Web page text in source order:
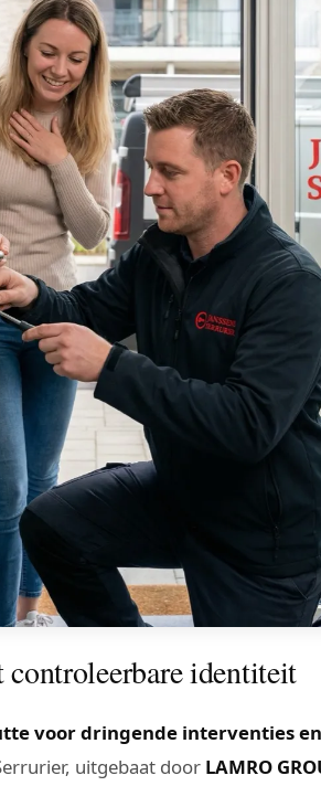
identiteit
voor dringende interventies
uitgebaat door LAMRO